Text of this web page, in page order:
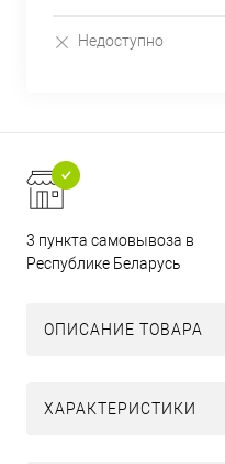
Недоступно
3 пункта самовывоза в
Республике Беларусь
ОПИСАНИЕ ТОВАРА
ХАРАКТЕРИСТИКИ